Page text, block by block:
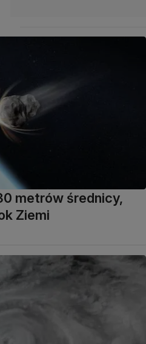
metrów średnicy,
Ziemi